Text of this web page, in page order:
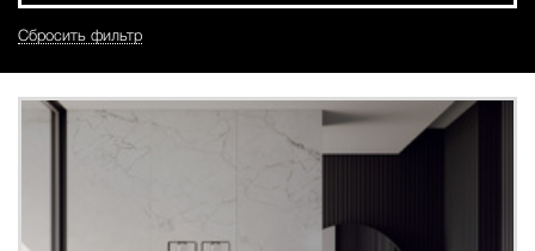
Сбросить фильтр